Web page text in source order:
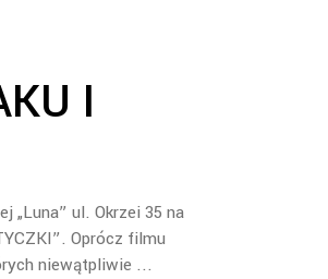
I
ul. Okrzei 35 na
Oprócz filmu
niewątpliwie